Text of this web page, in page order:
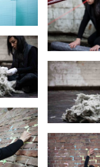
OF TRANS EUROPE HALLES